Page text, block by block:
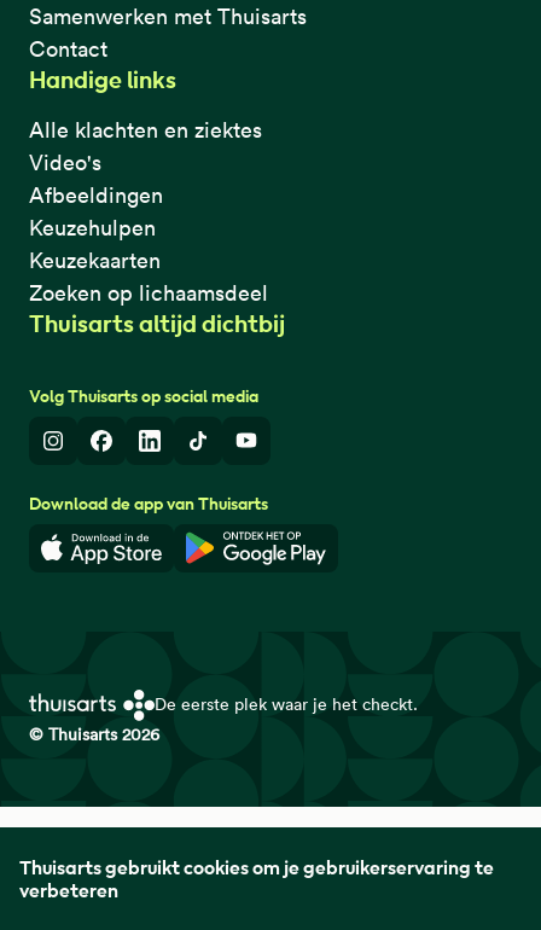
Thuisarts gebruikt cookies om je gebruikerservaring te
verbeteren
Samenwerken met Thuisarts
Contact
Handige links
Alle klachten en ziektes
Video's
Afbeeldingen
Keuzehulpen
Keuzekaarten
Zoeken op lichaamsdeel
Thuisarts altijd dichtbij
Volg Thuisarts op social media
InstagramFacebook
LinkedInTikTokYoutube
Download de app van Thuisarts
Download in de App StoreDownload in de Google Play
De eerste plek waar je het checkt.
© Thuisarts 2026
Huisartsen Genootschap met de Federatie Medisch
Specialisten en Patiëntenfederatie Nederland.